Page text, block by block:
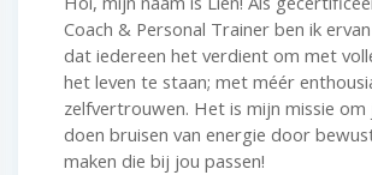
Coach & Personal Trainer ben ik
dat iedereen het verdient om met
het leven te staan; met méér
zelfvertrouwen. Het is mijn missie
doen bruisen van energie door
maken die bij jou passen!